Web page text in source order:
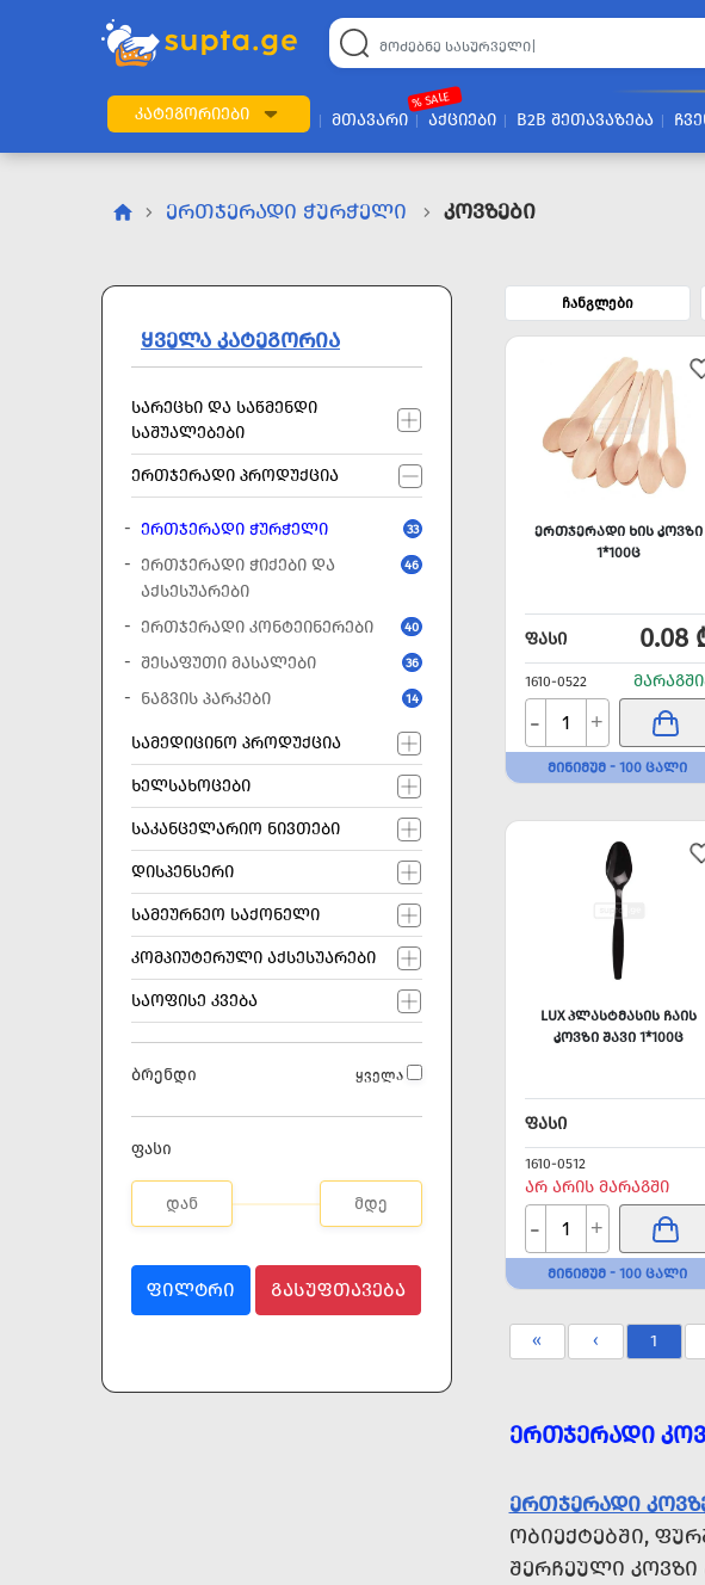
ᲙᲐᲢᲔᲒᲝᲠᲘᲔᲑᲘ ᲛᲗᲐᲕᲐᲠᲘ ᲐᲥᲪᲘᲔᲑᲘ
% SALE
B2B ᲨᲔᲗᲐᲕᲐᲖᲔᲑᲐ
ᲔᲠᲗᲯᲔᲠᲐᲓᲘ ᲭᲣᲠᲭᲔᲚᲘ Კოვზები
ᲧᲕᲔᲚᲐ ᲙᲐᲢᲔᲒᲝᲠᲘᲐ
ᲡᲐᲠᲔᲪᲮᲘ ᲓᲐ ᲡᲐᲬᲛᲔᲜᲓᲘ
ᲡᲐᲨᲣᲐᲚᲔᲑᲔᲑᲘ
ᲔᲠᲗᲯᲔᲠᲐᲓᲘ ᲞᲠᲝᲓᲣᲥᲪᲘᲐ
ᲔᲠᲗᲯᲔᲠᲐᲓᲘ ᲭᲣᲠᲭᲔᲚᲘ 33
ᲔᲠᲗᲯᲔᲠᲐᲓᲘ ᲭᲘᲥᲔᲑᲘ ᲓᲐ
ᲐᲥᲡᲔᲡᲣᲐᲠᲔᲑᲘ
46
ᲔᲠᲗᲯᲔᲠᲐᲓᲘ ᲙᲝᲜᲢᲔᲘᲜᲔᲠᲔᲑᲘ 40
ᲨᲔᲡᲐᲤᲣᲗᲘ ᲛᲐᲡᲐᲚᲔᲑᲘ 36
ᲜᲐᲒᲕᲘᲡ ᲞᲐᲠᲙᲔᲑᲘ 14
ᲡᲐᲛᲔᲓᲘᲪᲘᲜᲝ ᲞᲠᲝᲓᲣᲥᲪᲘᲐ
ᲮᲔᲚᲡᲐᲮᲝᲪᲔᲑᲘ
ᲡᲐᲙᲐᲜᲪᲔᲚᲐᲠᲘᲝ ᲜᲘᲕᲗᲔᲑᲘ
ᲓᲘᲡᲞᲔᲜᲡᲔᲠᲘ
ᲡᲐᲛᲔᲣᲠᲜᲔᲝ ᲡᲐᲥᲝᲜᲔᲚᲘ
ᲙᲝᲛᲞᲘᲣᲢᲔᲠᲣᲚᲘ ᲐᲥᲡᲔᲡᲣᲐᲠᲔᲑᲘ
ᲡᲐᲝᲤᲘᲡᲔ ᲙᲕᲔᲑᲐ
ბრენდი ყველა
ფასი
ᲤᲘᲚᲢᲠᲘ ᲒᲐᲡᲣᲤᲗᲐᲕᲔᲑᲐ
ჩანგლები
ᲔᲠᲗᲯᲔᲠᲐᲓᲘ ᲮᲘᲡ ᲙᲝᲕᲖᲘ
1*100Ც
ᲤᲐᲡᲘ 0.08
1610-0522
- +
ᲛᲘᲜᲘᲛᲣᲛ - 100 ᲪᲐᲚᲘ
LUX ᲞᲚᲐᲡᲢᲛᲐᲡᲘᲡ ᲩᲐᲘᲡ
ᲙᲝᲕᲖᲘ ᲨᲐᲕᲘ 1*100Ც
ᲤᲐᲡᲘ
1610-0512
ᲐᲠ ᲐᲠᲘᲡ ᲛᲐᲠᲐᲒᲨᲘ
- +
ᲛᲘᲜᲘᲛᲣᲛ - 100 ᲪᲐᲚᲘ
« ‹ 1
ᲔᲠᲗᲯᲔᲠᲐᲓᲘ
ᲔᲠᲗᲯᲔᲠᲐᲓᲘ
ᲝᲑᲘᲔᲥᲢᲔᲑᲨᲘ,
ᲨᲔᲠᲩᲔᲣᲚᲘ ᲙᲝᲕᲖᲘ